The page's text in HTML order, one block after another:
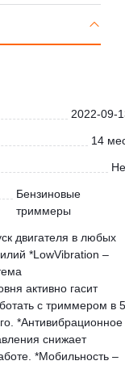
2022-09-
14
Бензиновые
триммеры
двигателя в любых
*LowVibration –
активно гасит
с триммером в 5
*Антивибрационное
снижает
*Мобильность –